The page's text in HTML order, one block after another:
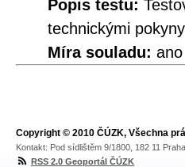
Popis testu:
technickými
Míra souladu: ano
Copyright © 2010 ČÚZK, Všechna
Kontakt: Pod sídlištěm 9/1800, 182 11
RSS 2.0 Geoportál ČÚZK